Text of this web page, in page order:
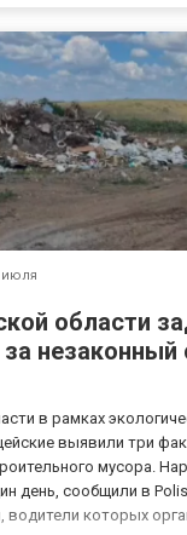
июля
области
за незаконный
в рамках
выявили три
мусора.
день, сообщили в
водители которых